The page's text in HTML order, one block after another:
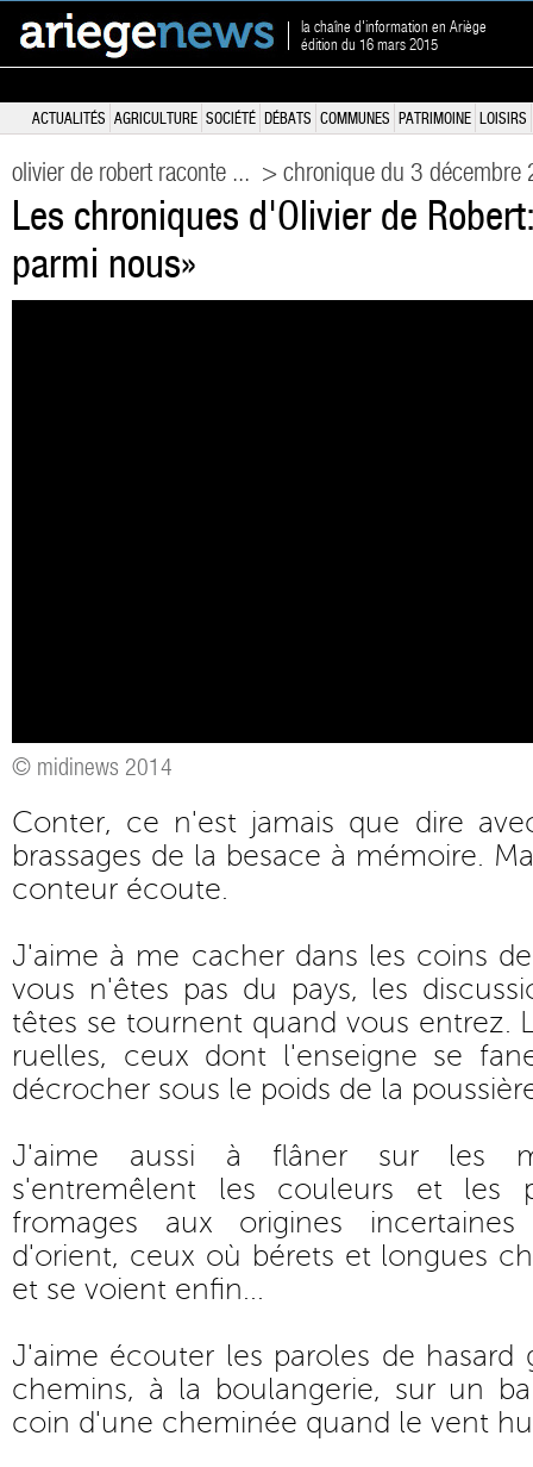
la chaîne d'information en Ariège
édition du 16 mars 2015
ACTUALITÉS AGRICULTURE SOCIÉTÉ DÉBATS COMMUNES PATRIMOINE LOISIRS
olivier de robert raconte ... > chronique du 3 décembre
Les chroniques d'Olivier de
parmi nous»
© midinews 2014
Conter, ce n'est jamais que dire
brassages de la besace à mémoire.
conteur écoute.
J'aime à me cacher dans les coins
vous n'êtes pas du pays, les
têtes se tournent quand vous entrez.
ruelles, ceux dont l'enseigne se
décrocher sous le poids de la
J'aime aussi à flâner sur les
s'entremêlent les couleurs et les
fromages aux origines incertaines
d'orient, ceux où bérets et longues
et se voient enfin...
J'aime écouter les paroles de hasard
chemins, à la boulangerie, sur un
coin d'une cheminée quand le vent